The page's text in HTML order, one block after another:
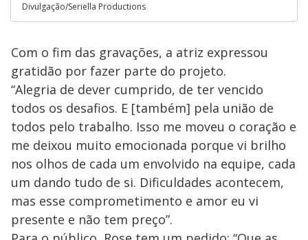
Divulgação/Seriella Productions
Com o fim das gravações, a atriz expressou
gratidão por fazer parte do projeto.
“Alegria de dever cumprido, de ter vencido
todos os desafios. E [também] pela união de
todos pelo trabalho. Isso me moveu o coração e
me deixou muito emocionada porque vi brilho
nos olhos de cada um envolvido na equipe, cada
um dando tudo de si. Dificuldades acontecem,
mas esse comprometimento e amor eu vi
presente e não tem preço”.